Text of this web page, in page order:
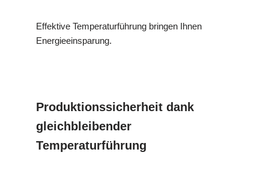
Effektive Temperaturführung bringen Ihnen
Energieeinsparung.
Produktionssicherheit dank
gleichbleibender
Temperaturführung